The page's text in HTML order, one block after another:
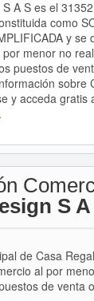
A S es el
como
y se
menor no
puestos de
sobre
y acceda gratis
S A
de Casa
al por
de venta